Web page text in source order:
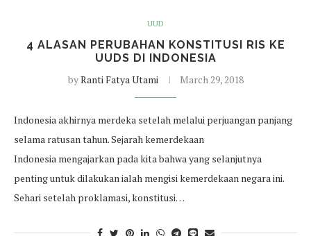
UUD
4 ALASAN PERUBAHAN KONSTITUSI RIS KE
UUDS DI INDONESIA
byRanti Fatya Utami March 29, 2018
Indonesia akhirnya merdeka setelah melalui perjuangan panjang
selama ratusan tahun. Sejarah kemerdekaan
Indonesia mengajarkan pada kita bahwa yang selanjutnya
penting untuk dilakukan ialah mengisi kemerdekaan negara ini.
Sehari setelah proklamasi, konstitusi…